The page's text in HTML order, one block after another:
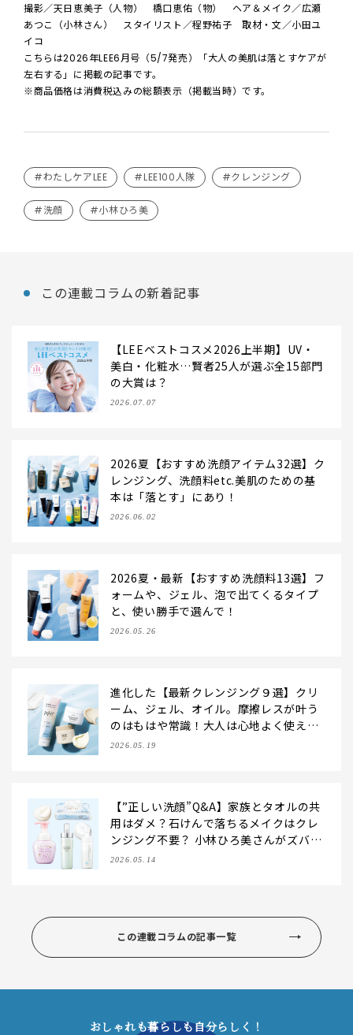
撮影／天日恵美子（人物） 橋口恵佑（物） ヘア＆メイク／広瀬
あつこ（小林さん） スタイリスト／程野祐子 取材・文／小田ユ
イコ
こちらは2026年LEE6月号（5/7発売）「大人の美肌は落とすケアが
左右する」に掲載の記事です。
※商品価格は消費税込みの総額表示（掲載当時）です。
#わたしケアLEE #LEE100人隊 #クレンジング
#洗顔 #小林ひろ美
この連載コラムの新着記事
【LEEベストコスメ2026上半期】UV・
美白・化粧水…賢者25人が選ぶ全15部門
の大賞は？
2026.07.07
2026夏【おすすめ洗顔アイテム32選】ク
レンジング、洗顔料etc.美肌のための基
本は「落とす」にあり！
2026.06.02
2026夏・最新【おすすめ洗顔料13選】フ
ォームや、ジェル、泡で出てくるタイプ
と、使い勝手で選んで！
2026.05.26
進化した【最新クレンジング９選】クリ
ーム、ジェル、オイル。摩擦レスが叶う
のはもはや常識！大人は心地よく使える
好みで選んで
2026.05.19
【”正しい洗顔”Q&A】家族とタオルの共
用はダメ？石けんで落ちるメイクはクレ
ンジング不要？ 小林ひろ美さんがズバリ
回答！
2026.05.14
この連載コラムの記事一覧
おしゃれも暮らしも自分らしく！